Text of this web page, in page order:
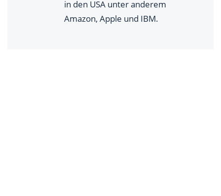
in den USA unter anderem
Amazon, Apple und IBM.